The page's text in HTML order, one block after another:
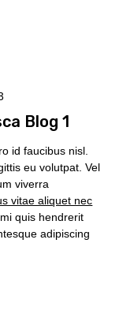
Blog 1
id faucibus nisl.
eu volutpat. Vel
viverra
vitae aliquet nec
quis hendrerit
adipiscing